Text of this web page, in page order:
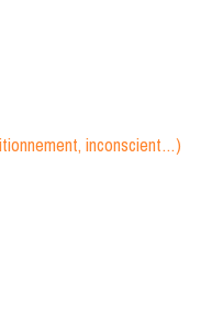
inconscient…)